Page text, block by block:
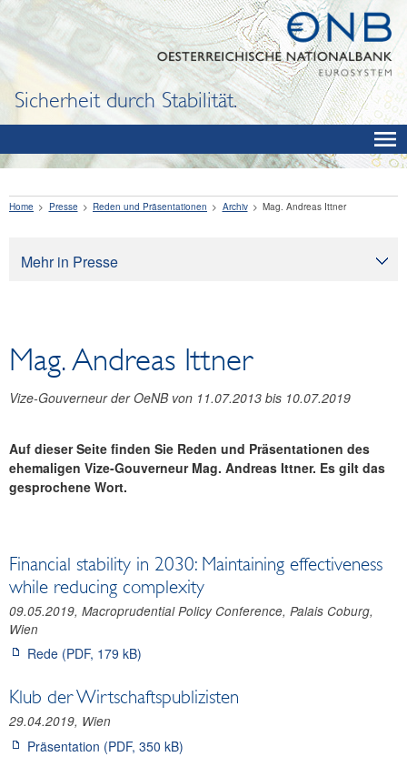
Sicherheit durch Stabilität.
Mehr in Presse
OeNB aktuell
OeNB-Blog
OeNB-Podcast
Gouverneur Martin Kocher
Weitere Vortragende
Infografiken
Fotos
Home Presse Reden und Präsentationen Archiv Mag. Andreas Ittner
Mag. Andreas Ittner
Vize-Gouverneur der OeNB von 11.07.2013 bis 10.07.2019
Auf dieser Seite finden Sie Reden und Präsentationen des
ehemaligen Vize-Gouverneur Mag. Andreas Ittner. Es gilt das
gesprochene Wort.
Financial stability in 2030: Maintaining effectiveness
while reducing complexity
09.05.2019, Macroprudential Policy Conference, Palais Coburg,
Wien
Rede (PDF, 179 kB)
Klub der Wirtschaftspublizisten
29.04.2019, Wien
Präsentation (PDF, 350 kB)